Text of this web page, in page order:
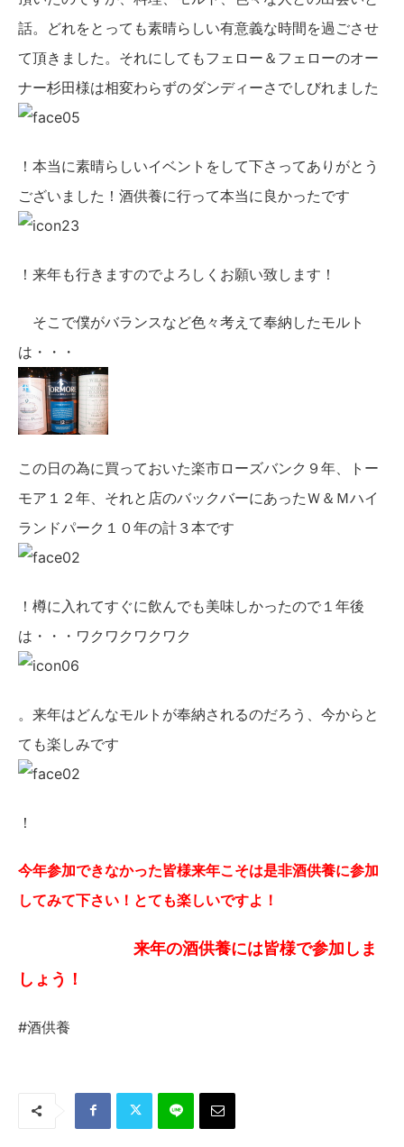
話。どれをとっても素晴らしい有意義な時間を過ごさせ
て頂きました。それにしてもフェロー＆フェローのオー
ナー杉田様は相変わらずのダンディーさでしびれました
！本当に素晴らしいイベントをして下さってありがとう
ございました！酒供養に行って本当に良かったです
！来年も行きますのでよろしくお願い致します！
そこで僕がバランスなど色々考えて奉納したモルト
は・・・
この日の為に買っておいた楽市ローズバンク９年、トー
モア１２年、それと店のバックバーにあったＷ＆Ｍハイ
ランドパーク１０年の計３本です
！樽に入れてすぐに飲んでも美味しかったので１年後
は・・・ワクワクワクワク
。来年はどんなモルトが奉納されるのだろう、今からと
ても楽しみです
！
今年参加できなかった皆様来年こそは是非酒供養に参加
してみて下さい！とても楽しいですよ！
来年の酒供養には皆様で参加しま
しょう！
#酒供養